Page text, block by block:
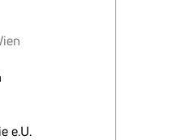
e.U.